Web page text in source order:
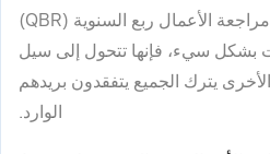
إذا أُجريت بشكل جيد، تصبح مراجعة الأعمال ربع السنوية (QBR)
بشكل سيء، فإنها تتحول إلى سيل
يترك الجميع يتفقدون بريدهم
الوارد.